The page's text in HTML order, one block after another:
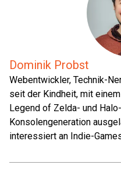
Dominik Probst
Webentwickler, Technik-
seit der Kindheit, mit
Legend of Zelda- und
Konsolengeneration
interessiert an Indie-